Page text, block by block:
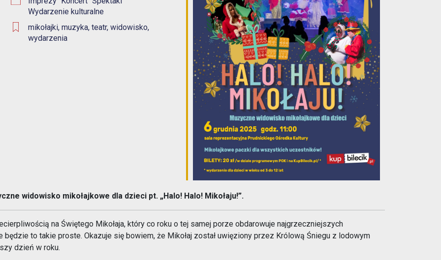
Wydarzenie kulturalne
mikołajki, muzyka, teatr, widowisko,
wydarzenia
widowisko mikołajkowe dla dzieci pt. „Halo! Halo! Mikołaju!”.
na Świętego Mikołaja, który co roku o tej samej porze obdarowuje najgrzeczniejszych
będzie to takie proste. Okazuje się bowiem, że Mikołaj został uwięziony przez Królową Śniegu z lodowym
dzień w roku.
Samorząd
Nieodpłatna Pomoc Prawna
1% w Prudniku
Aplikacja miejska
Dworzec Autobusowy
Opieka nad zwierzętami bezdomnymi